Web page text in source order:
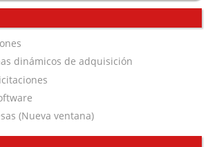
dinámicos de adquisición
(Nueva ventana)